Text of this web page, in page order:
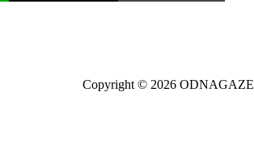
Copyright © 2026